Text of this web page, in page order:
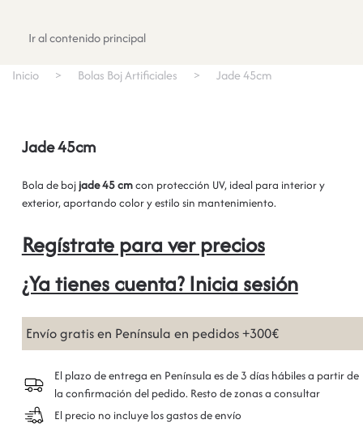
Ir al contenido principal
Inicio Bolas Boj Artificiales Jade 45cm
Jade 45cm
Bola de bojjade 45 cmcon protección UV, ideal para interior y
exterior, aportando color y estilo sin mantenimiento.
Regístrate para ver precios
¿Ya tienes cuenta? Inicia sesión
Envío gratis en Península en pedidos +300€
El plazo de entrega en Península es de 3 días hábiles a partir de
la confirmación del pedido. Resto de zonas a consultar
El precio no incluye los gastos de envío